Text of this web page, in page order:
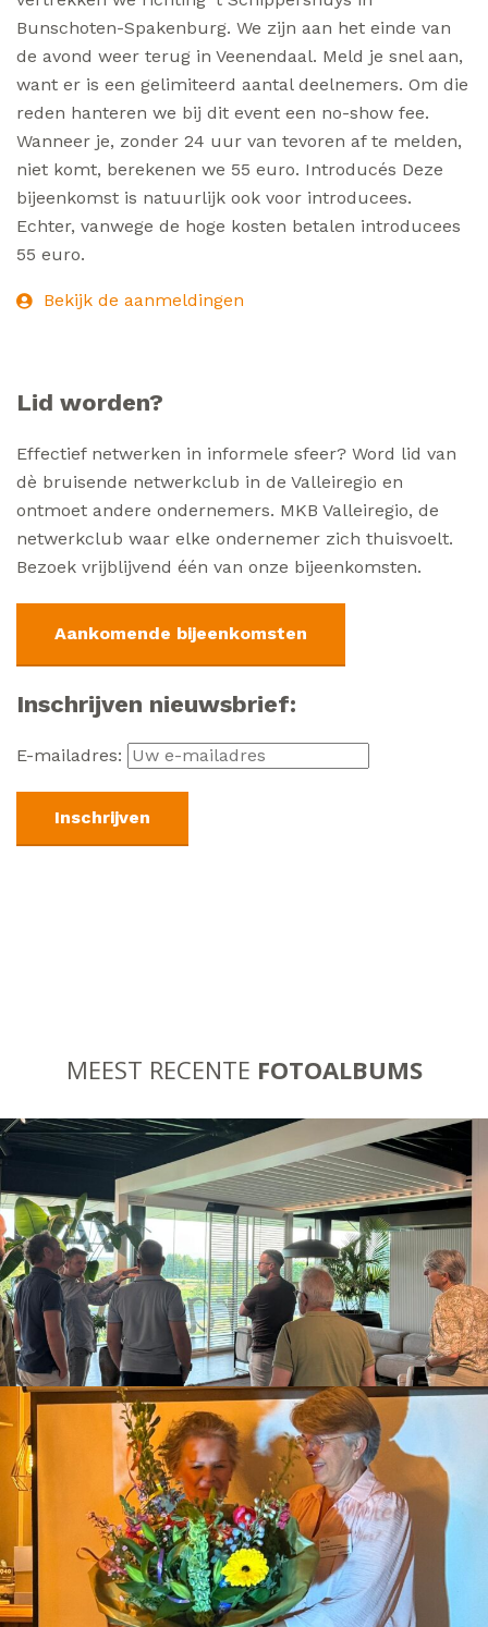
Bunschoten-Spakenburg. We zijn aan het einde van
de avond weer terug in Veenendaal. Meld je snel aan,
want er is een gelimiteerd aantal deelnemers. Om die
reden hanteren we bij dit event een no-show fee.
Wanneer je, zonder 24 uur van tevoren af te melden,
niet komt, berekenen we 55 euro. Introducés Deze
bijeenkomst is natuurlijk ook voor introducees.
Echter, vanwege de hoge kosten betalen introducees
55 euro.
Bekijk de aanmeldingen
Lid worden?
Effectief netwerken in informele sfeer? Word lid van
dè bruisende netwerkclub in de Valleiregio en
ontmoet andere ondernemers. MKB Valleiregio, de
netwerkclub waar elke ondernemer zich thuisvoelt.
Bezoek vrijblijvend één van onze bijeenkomsten.
Aankomende bijeenkomsten
Inschrijven nieuwsbrief:
E-mailadres:
MEEST RECENTE FOTOALBUMS